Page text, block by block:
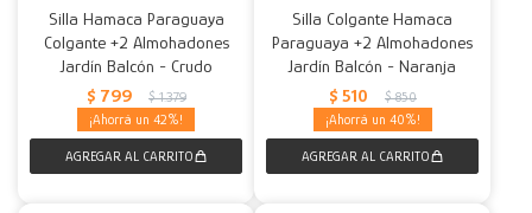
Silla Hamaca Paraguaya
Colgante +2 Almohadones
Jardín Balcón - Crudo
$ 799 $ 1.379
42
Silla Colgante Hamaca
Paraguaya +2 Almohadones
Jardín Balcón - Naranja
$ 510 $ 850
40